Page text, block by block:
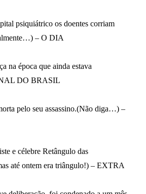
psiquiátrico os doentes corriam
– O DIA
na época que ainda estava
DO BRASIL
pelo seu assassino.(Não diga…) –
e célebre Retângulo das
até ontem era triângulo!) – EXTRA